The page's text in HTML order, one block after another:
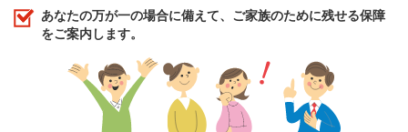
あなたの万が一の場合に備えて、ご家族のために残せる保障
をご案内します。